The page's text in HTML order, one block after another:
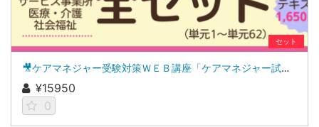
セット
🎥ケアマネジャー受験対策ＷＥＢ講座「ケアマネジャー試験ナビ２０２６」全セット
¥15950
0